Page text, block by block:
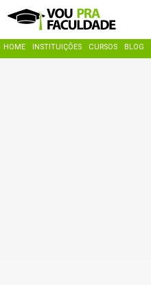
HOME INSTITUIÇÕES CURSOS BLOG